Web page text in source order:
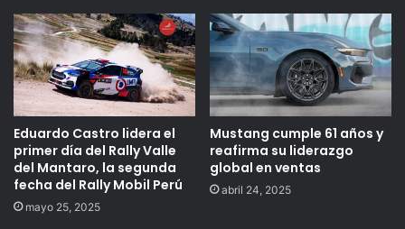
Eduardo Castro lidera el
primer día del Rally Valle
del Mantaro, la segunda
fecha del Rally Mobil Perú
mayo 25, 2025
Mustang cumple 61 años y
reafirma su liderazgo
global en ventas
abril 24, 2025